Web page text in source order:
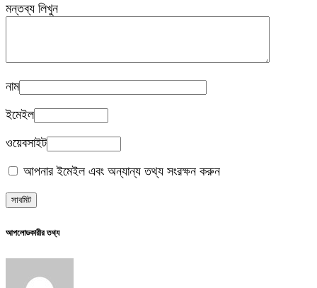
মন্তব্য লিখুন
নাম
ইমেইল
ওয়েবসাইট
আপনার ইমেইল এবং অন্যান্য তথ্য সংরক্ষন করুন
আপলোডকারীর তথ্য